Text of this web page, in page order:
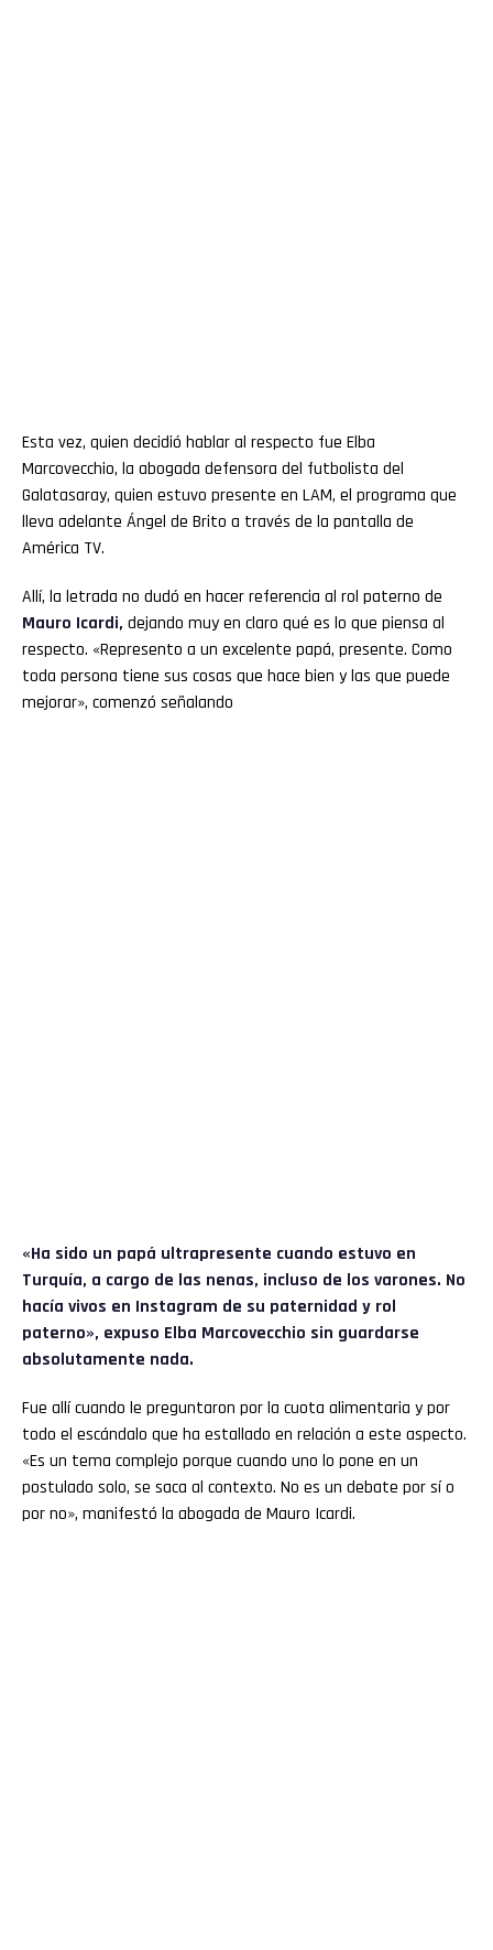
Esta vez, quien decidió hablar al respecto fue Elba
Marcovecchio, la abogada defensora del futbolista del
Galatasaray, quien estuvo presente en LAM, el programa que
lleva adelante Ángel de Brito a través de la pantalla de
América TV.
Allí, la letrada no dudó en hacer referencia al rol paterno de
Mauro Icardi, dejando muy en claro qué es lo que piensa al
respecto. «Represento a un excelente papá, presente. Como
toda persona tiene sus cosas que hace bien y las que puede
mejorar», comenzó señalando
«Ha sido un papá ultrapresente cuando estuvo en
Turquía, a cargo de las nenas, incluso de los varones. No
hacía vivos en Instagram de su paternidad y rol
paterno», expuso Elba Marcovecchio sin guardarse
absolutamente nada.
Fue allí cuando le preguntaron por la cuota alimentaria y por
todo el escándalo que ha estallado en relación a este aspecto.
«Es un tema complejo porque cuando uno lo pone en un
postulado solo, se saca al contexto. No es un debate por sí o
por no», manifestó la abogada de Mauro Icardi.